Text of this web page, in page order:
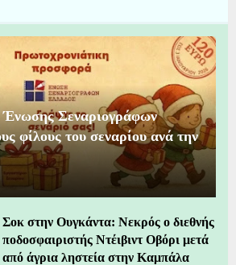
Σεναριογράφων
φίλους του σεναρίου ανά την
Σοκ στην Ουγκάντα: Νεκρός ο διεθνής
ποδοσφαιριστής Ντέιβιντ Οβόρι μετά
από άγρια ληστεία στην Καμπάλα